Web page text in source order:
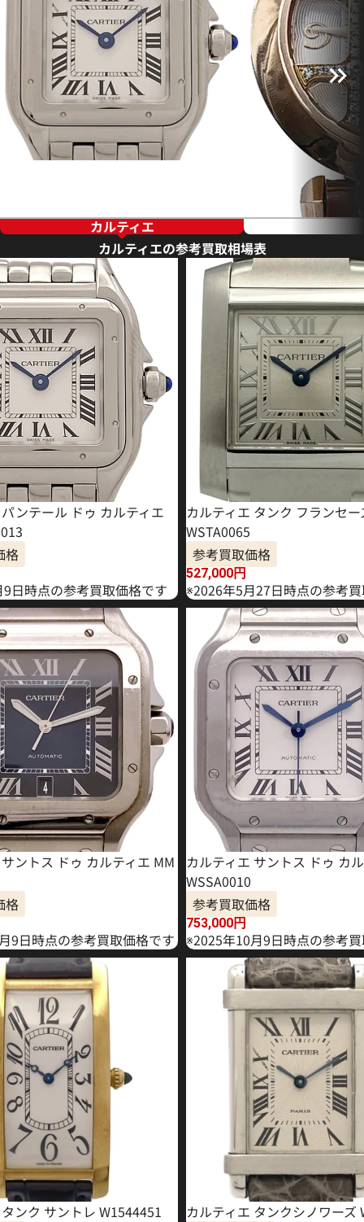
カルティエ
カルティエの参考買取相場表
ンテール ドゥ カルティエ
格
日時点の参考買取価格です
カルティエ タンク フランセー
WSTA0065
参考買取価格
527,000円
※2026年5月27日時点の参考
ントス ドゥ カルティエ MM
格
9日時点の参考買取価格です
カルティエ サントス ドゥ カ
WSSA0010
参考買取価格
753,000円
※2025年10月9日時点の参考
ンク サントレ W1544451
カルティエ タンクシノワーズ